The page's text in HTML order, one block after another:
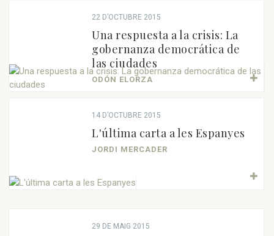
22 D’OCTUBRE 2015
Una respuesta a la crisis: La
gobernanza democrática de
las ciudades
ODÓN ELORZA
14 D’OCTUBRE 2015
L'última carta a les Espanyes
JORDI MERCADER
29 DE MAIG 2015